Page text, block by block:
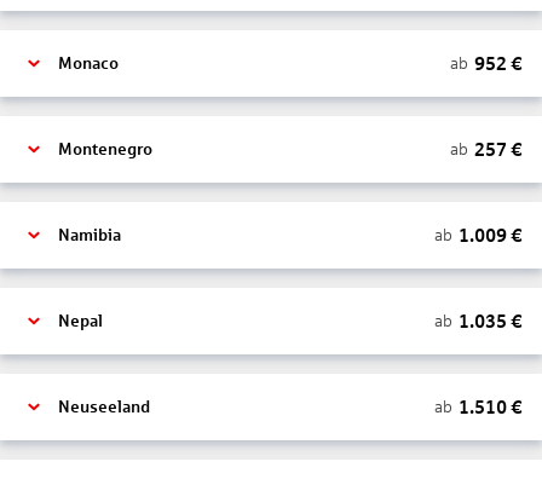
Monaco ab 952 €
Montenegro ab 257 €
Namibia ab 1.009€
Nepal ab 1.035 €
Neuseeland ab 1.510€